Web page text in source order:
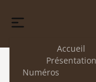
Accueil
Présentation
NumérosTrois